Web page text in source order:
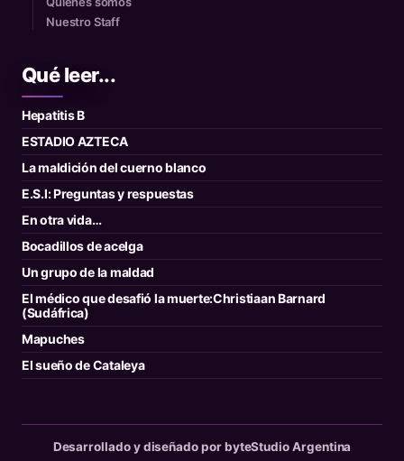
Nuestro Staff
Qué leer...
Hepatitis B
ESTADIO AZTECA
La maldición del cuerno blanco
E.S.I: Preguntas y respuestas
En otra vida…
Bocadillos de acelga
Un grupo de la maldad
El médico que desafió la muerte:Christiaan Barnard
(Sudáfrica)
Mapuches
El sueño de Cataleya
Desarrollado y diseñado por byteStudio Argentina